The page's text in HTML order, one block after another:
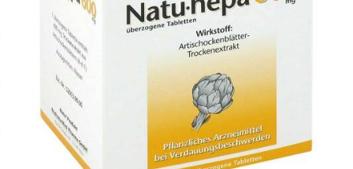
Neuheiten
Schnäppchen
Diabetes
Körperpflege & Kosmetik
Liebe & Erotik
Mutter & Kind